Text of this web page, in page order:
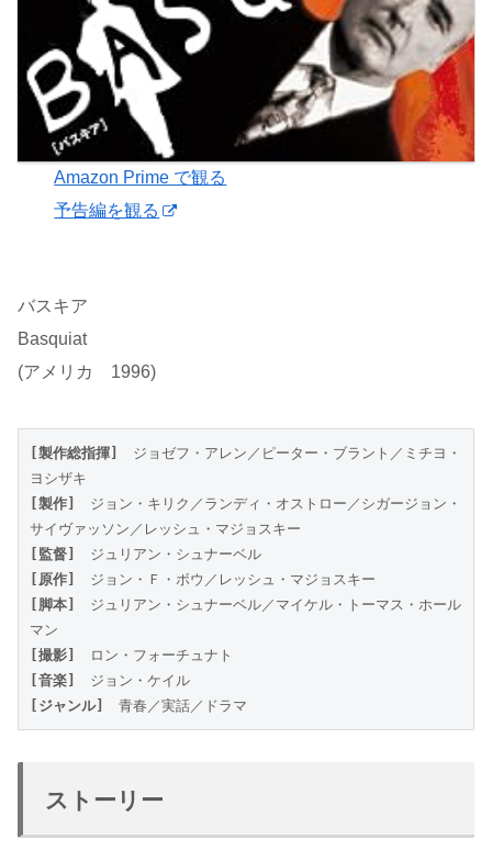
Amazon Prime で観る
予告編を観る
バスキア
Basquiat
(アメリカ 1996)
[製作総指揮]
ジョゼフ・アレン／ピーター・ブラント／ミチヨ・
ヨシザキ
[製作]
ジョン・キリク／ランディ・オストロー／シガージョン・
サイヴァッソン／レッシュ・マジョスキー
[監督]
ジュリアン・シュナーベル
[原作]
ジョン・Ｆ・ボウ／レッシュ・マジョスキー
[脚本]
ジュリアン・シュナーベル／マイケル・トーマス・ホール
マン
[撮影]
ロン・フォーチュナト
[音楽]
ジョン・ケイル
[ジャンル]
青春／実話／ドラマ
ストーリー